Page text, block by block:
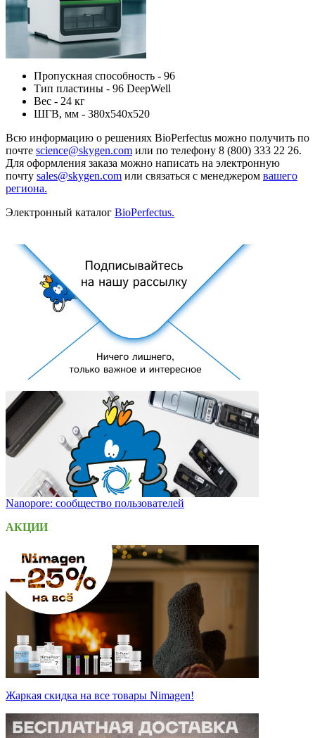
Пропускная способность - 96
Тип пластины - 96 DeepWell
Вес - 24 кг
ШГВ, мм - 380х540х520
Всю информацию о решениях BioPerfectus можно получить по
почте science@skygen.com или по телефону 8 (800) 333 22 26.
Для оформления заказа можно написать на электронную
почту sales@skygen.сom или связаться с менеджером вашего
региона.
Электронный каталог BioPerfectus.
Nanopore: сообщество пользователей
АКЦИИ
Жаркая скидка на все товары Nimagen!